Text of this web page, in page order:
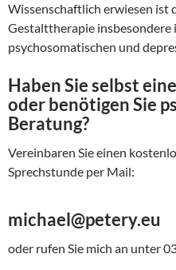
Wissenschaftlich erwiesen ist
Gestalttherapie insbesondere
psychosomatischen und
Haben Sie selbst
oder benötigen Sie
Beratung?
Vereinbaren Sie einen
Sprechstunde per Mail:
michael@petery.eu
oder rufen Sie mich an unter